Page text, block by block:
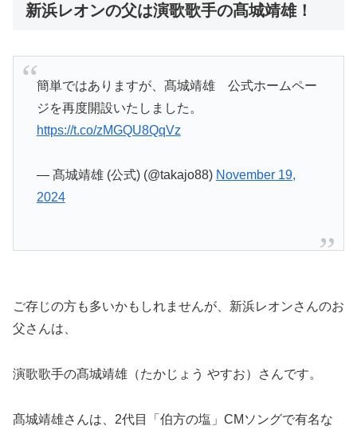
新浜レオンの父は演歌歌手の髙城靖雄！
簡単ではありますが、髙城靖雄 公式ホームペー
ジを再度開設いたしました。
https://t.co/zMGQU8QqVz
— 髙城靖雄 (公式) (@takajo88) November 19,
2024
ご存じの方も多いかもしれませんが、新浜レオンさんのお
父さんは、
演歌歌手の髙城靖雄（たかじょう やすお）さんです。
髙城靖雄さんは、2代目「伯方の塩」CMソングで有名な